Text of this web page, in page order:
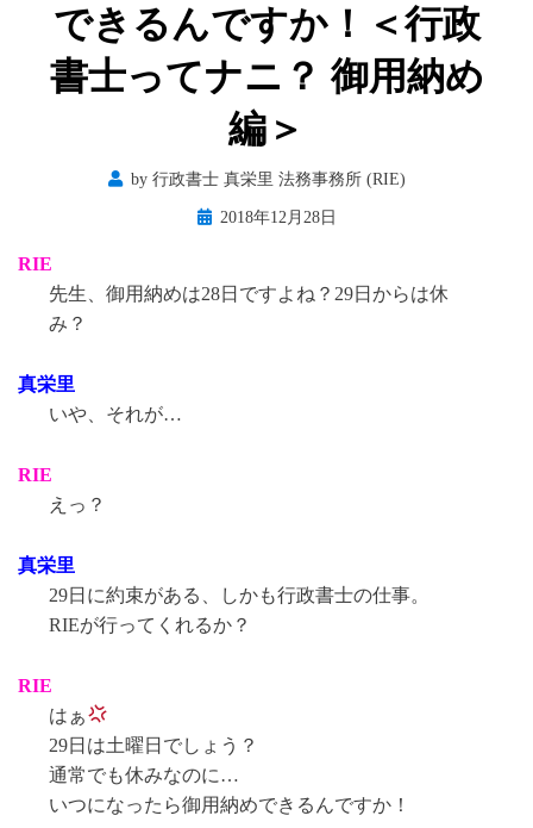
できるんですか！＜行政
書士ってナニ？ 御用納め
編＞
by 行政書士 真栄里 法務事務所 (RIE)
Posted2018年12月28日
RIE
先生、御用納めは28日ですよね？29日からは休
み？
真栄里
いや、それが…
RIE
えっ？
真栄里
29日に約束がある、しかも行政書士の仕事。
RIEが行ってくれるか？
RIE
はぁ
29日は土曜日でしょう？
通常でも休みなのに…
いつになったら御用納めできるんですか！